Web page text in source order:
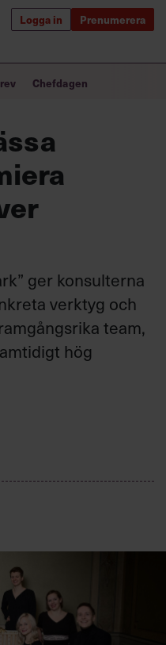
Logga in Prenumerera
världen
Chefdagen
ger konsulterna
verktyg och
team,
hög